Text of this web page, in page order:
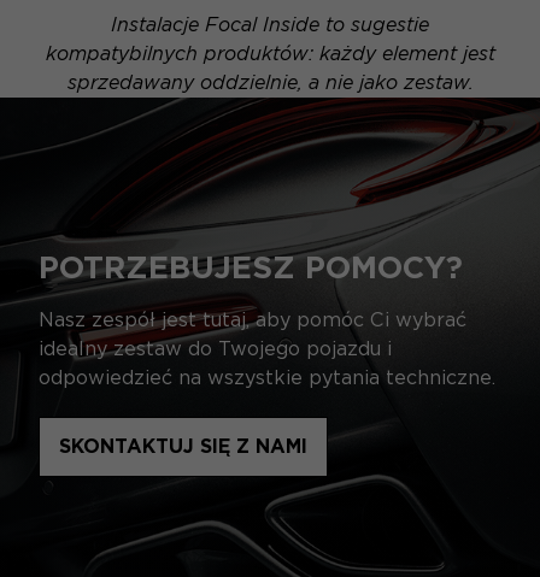
Instalacje Focal Inside to sugestie
kompatybilnych produktów: każdy element jest
sprzedawany oddzielnie, a nie jako zestaw.
POTRZEBUJESZ POMOCY?
Nasz zespół jest tutaj, aby pomóc Ci wybrać
idealny zestaw do Twojego pojazdu i
odpowiedzieć na wszystkie pytania techniczne.
SKONTAKTUJ SIĘ Z NAMI